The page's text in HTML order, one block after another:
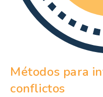
Métodos para
conflictos